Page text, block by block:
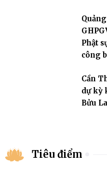
Phật
công
Cần
dự kỳ
Bửu
Tiêu điểm